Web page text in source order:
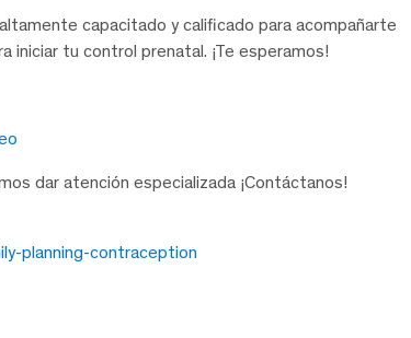
capacitado y calificado para acompañarte
tu control prenatal. ¡Te esperamos!
dar atención especializada ¡Contáctanos!
planning-contraception